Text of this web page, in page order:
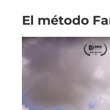
El método